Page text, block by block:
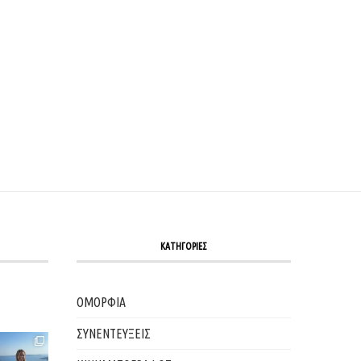
ΚΑΤΗΓΟΡΙΕΣ
ΟΜΟΡΦΙΑ
ΣΥΝΕΝΤΕΥΞΕΙΣ